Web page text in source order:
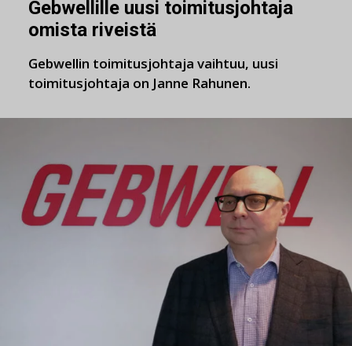
Gebwellille uusi toimitusjohtaja
omista riveistä
Gebwellin toimitusjohtaja vaihtuu, uusi
toimitusjohtaja on Janne Rahunen.